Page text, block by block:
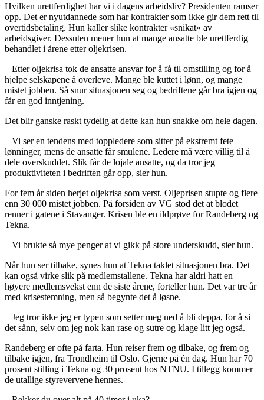
Hvilken urettferdighet har vi i dagens arbeidsliv? Presidenten ramser
opp. Det er nyutdannede som har kontrakter som ikke gir dem rett til
overtidsbetaling. Hun kaller slike kontrakter «snikat» av
arbeidsgiver. Dessuten mener hun at mange ansatte ble urettferdig
behandlet i årene etter oljekrisen.
– Etter oljekrisa tok de ansatte ansvar for å få til omstilling og for å
hjelpe selskapene å overleve. Mange ble kuttet i lønn, og mange
mistet jobben. Så snur situasjonen seg og bedriftene går bra igjen og
får en god inntjening.
Det blir ganske raskt tydelig at dette kan hun snakke om hele dagen.
– Vi ser en tendens med toppledere som sitter på ekstremt fete
lønninger, mens de ansatte får smulene. Ledere må være villig til å
dele overskuddet. Slik får de lojale ansatte, og da tror jeg
produktiviteten i bedriften går opp, sier hun.
For fem år siden herjet oljekrisa som verst. Oljeprisen stupte og flere
enn 30 000 mistet jobben. På forsiden av VG stod det at blodet
renner i gatene i Stavanger. Krisen ble en ildprøve for Randeberg og
Tekna.
– Vi brukte så mye penger at vi gikk på store underskudd, sier hun.
Når hun ser tilbake, synes hun at Tekna taklet situasjonen bra. Det
kan også virke slik på medlemstallene. Tekna har aldri hatt en
høyere medlemsvekst enn de siste årene, forteller hun. Det var tre år
med krisestemning, men så begynte det å løsne.
– Jeg tror ikke jeg er typen som setter meg ned å bli deppa, for å si
det sånn, selv om jeg nok kan rase og sutre og klage litt jeg også.
Randeberg er ofte på farta. Hun reiser frem og tilbake, og frem og
tilbake igjen, fra Trondheim til Oslo. Gjerne på én dag. Hun har 70
prosent stilling i Tekna og 30 prosent hos NTNU. I tillegg kommer
de utallige styrevervene hennes.